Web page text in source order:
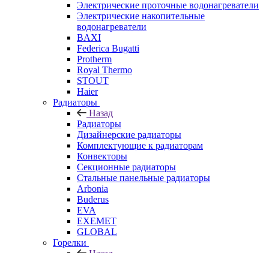
Электрические проточные водонагреватели
Электрические накопительные
водонагреватели
BAXI
Federica Bugatti
Protherm
Royal Thermo
STOUT
Haier
Радиаторы
Назад
Радиаторы
Дизайнерские радиаторы
Комплектующие к радиаторам
Конвекторы
Секционные радиаторы
Стальные панельные радиаторы
Arbonia
Buderus
EVA
EXEMET
GLOBAL
Горелки